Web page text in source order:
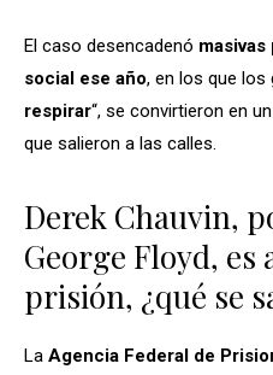
El caso desencadenó
social ese año, en los que los
respirar“, se convirtieron en
que salieron a las calles.
Derek Chauvin,
George Floyd, es
prisión, ¿qué se
La Agencia Federal de